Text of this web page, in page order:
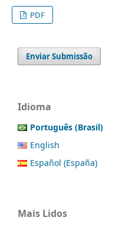
PDF
Enviar Submissão
Idioma
Português (Brasil)
English
Español (España)
Mais Lidos